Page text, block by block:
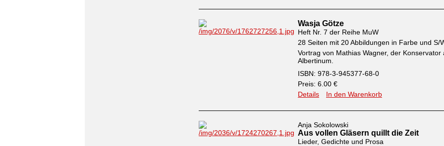
Wasja Götze
Heft Nr. 7 der Reihe MuW
28 Seiten mit 20 Abbildungen in Farbe und S/
Vortrag von Mathias Wagner, der Konservator
Albertinum.
ISBN: 978-3-945377-68-0
Preis: 6.00 €
Details
In den Warenkorb
Anja Sokolowski
Aus vollen Gläsern quillt die Zeit
Lieder, Gedichte und Prosa